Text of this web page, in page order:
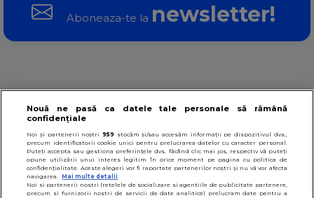
Aboneaza-te la newsletter!
Stiri Video Probleme sex Sfaturi sex
Sanatate sexuala Educatie sexuala
Termeni si conditii De ce acest site
Nouă ne pasă ca datele tale personale să rămână
confidențiale
Noi și partenerii noștri959 stocăm și/sau accesăm informații pe dispozitivul dvs.,
precum identificatorii cookie unici pentru prelucrarea datelor cu caracter personal.
Puteți accepta sau gestiona preferințele dvs. făcând clic mai jos, respectiv vă puteți
opune utilizării unui interes legitim în orice moment pe pagina cu politica de
confidențialitate. Aceste alegeri vor fi raportate partenerilor noștri și nu vă vor afecta
navigarea. Mai multe detalii
Noi si partenerii nostri (retelele de socializare si agentiile de publicitate partenere,
precum si furnizorii nostri de servicii de date analitice) prelucram date pentru a